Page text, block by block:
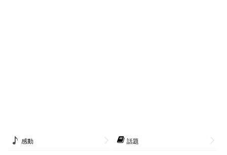
感動 話題